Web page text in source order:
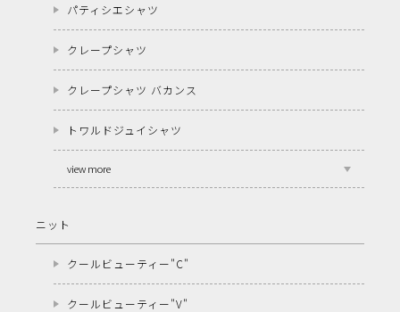
パティシエシャツ
クレープシャツ
クレープシャツ バカンス
トワルドジュイシャツ
view more
ニット
クールビューティー"C"
クールビューティー"V"